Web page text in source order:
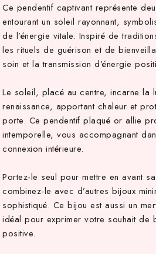
Ce pendentif captivant représente
entourant un soleil rayonnant,
de l’énergie vitale. Inspiré de
les rituels de guérison et de
soin et la transmission d’énergie
Le soleil, placé au centre, incarne la
renaissance, apportant chaleur et
porte. Ce pendentif plaqué or allie
intemporelle, vous accompagnant
connexion intérieure.
Portez-le seul pour mettre en avant
combinez-le avec d’autres bijoux
sophistiqué. Ce bijou est aussi un
idéal pour exprimer votre souhait de
positive.